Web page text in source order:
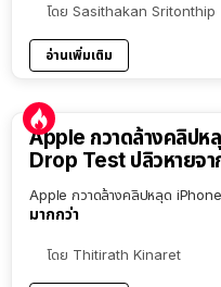
โดย Sasithakan Sritonthip
อ่านเพิ่มเติม
Apple กวาดล้างคลิปห
Drop Test ปลิวหายจา
Apple กวาดล้างคลิปหลุด
มากกว่า
โดย Thitirath Kinaret